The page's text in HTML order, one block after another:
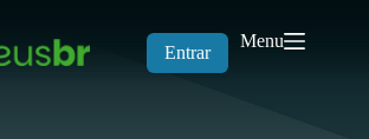
Entrar
Menu